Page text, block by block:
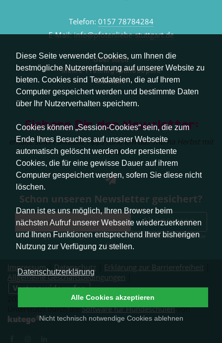
Diese Seite verwendet Cookies, um Ihnen die
bestmögliche Nutzererfahrung auf unserer Website zu
bieten. Cookies sind Textdateien, die auf Ihrem
Computer gespeichert werden und bestimmte Daten
über Ihr Nutzerverhalten speichern.
Cookies können „Session-Cookies“ sein, die zum
Ende Ihres Besuches auf unserer Webseite
automatisch gelöscht werden oder persistente
Cookies, die für eine gewisse Dauer auf ihrem
Computer gespeichert werden, sofern Sie diese nicht
löschen.
Dann ist es uns möglich, Ihren Browser beim
nächsten Aufruf unserer Webseite wiederzuerkennen
und Ihnen Funktionen entsprechend Ihrer bisherigen
Nutzung zur Verfügung zu stellen.
Datenschutzerklärung
Nicht technisch notwendige Cookies ablehnen
Alle Cookies akzeptieren
Telefon: 0157 78784284
E-Mail:info@pfotenliebe-stuttgart.de
Über mich
Meine Trainingsphilosophie
Kontakt
Sichere Dir den Newsletter:
erhalte sofort aktuelle Tipps rund um das Thema Herbst mit
Hund.
Schon unseren Newsletter gesichert?
Abonnieren
Abmeldung jederzeit möglich. Weitere Infos zum Datenschutz erhalten Sie
hier.
Impressum| Datenschutz Erklärung zur Barrierefreiheit
Allgemeine Geschäftsbedingungen
Vertrag widerrufen
2026 © Pfotenliebe Stuttgart. Alle Rechte vorbehalten.
Unterstützt durch dieSoftware für Hundeschulenvon
kutego®.